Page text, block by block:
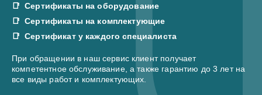
Сертификаты на оборудование
Сертификаты на комплектующие
Сертификат у каждого специалиста
При обращении в наш сервис клиент получает
компетентное обслуживание, а также гарантию до 3 лет на
все виды работ и комплектующих.